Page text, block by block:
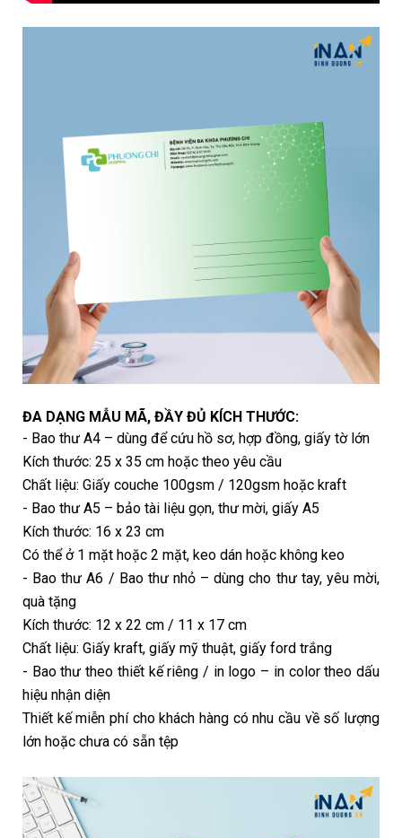
ĐA DẠNG MẪU MÃ, ĐẦY ĐỦ KÍCH THƯỚC:
- Bao thư A4 – dùng để cứu hồ sơ, hợp đồng, giấy tờ lớn
Kích thước: 25 x 35 cm hoặc theo yêu cầu
Chất liệu: Giấy couche 100gsm / 120gsm hoặc kraft
- Bao thư A5 – bảo tài liệu gọn, thư mời, giấy A5
Kích thước: 16 x 23 cm
Có thể ở 1 mặt hoặc 2 mặt, keo dán hoặc không keo
- Bao thư A6 / Bao thư nhỏ – dùng cho thư tay, yêu mời,
quà tặng
Kích thước: 12 x 22 cm / 11 x 17 cm
Chất liệu: Giấy kraft, giấy mỹ thuật, giấy ford trắng
- Bao thư theo thiết kế riêng / in logo – in color theo dấu
hiệu nhận diện
Thiết kế miễn phí cho khách hàng có nhu cầu về số lượng
lớn hoặc chưa có sẵn tệp